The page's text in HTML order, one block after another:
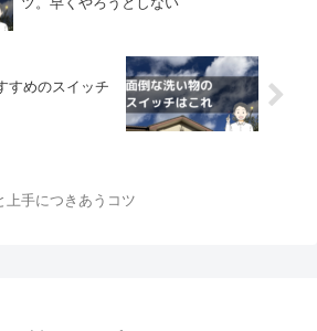
すめのスイッチ
上手につきあうコツ